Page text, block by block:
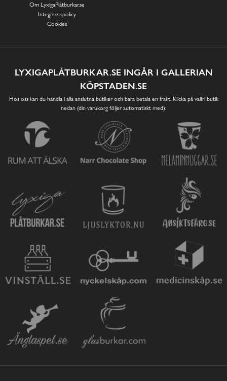
Om LyxigaPlåtburkar.se
Integritetspolicy
Cookies
LYXIGAPLÅTBURKAR.SE INGÅR I GALLERIAN
KÖPSTADEN.SE
Hos oss kan du handla i alla anslutna butiker och bara betala en frakt. Klicka på valfri butik
nedan (din varukorg följer automatiskt med):